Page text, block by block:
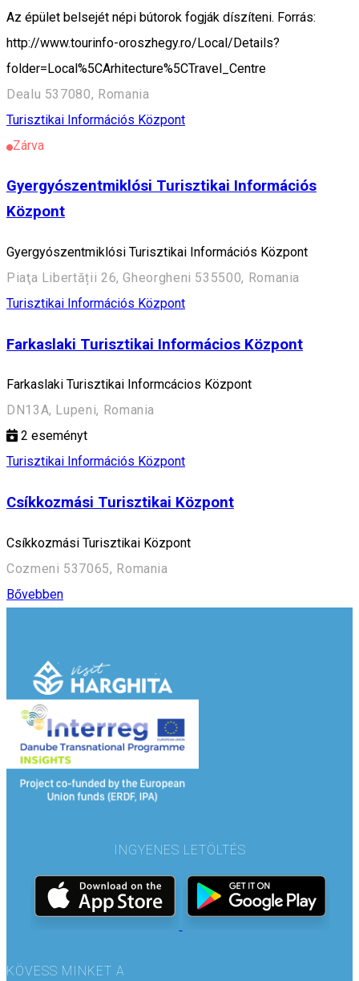
Az épület belsejét népi bútorok fogják díszíteni. Forrás:
http://www.tourinfo-oroszhegy.ro/Local/Details?
folder=Local%5CArhitecture%5CTravel_Centre
Dealu 537080, Romania
Turisztikai Információs Központ
Zárva
Gyergyószentmiklósi Turisztikai Információs
Központ
Gyergyószentmiklósi Turisztikai Információs Központ
Piaţa Libertății 26, Gheorgheni 535500, Romania
Turisztikai Információs Központ
Farkaslaki Turisztikai Informácios Központ
Farkaslaki Turisztikai Informcácios Központ
DN13A, Lupeni, Romania
2 eseményt
Turisztikai Információs Központ
Csíkkozmási Turisztikai Központ
Csíkkozmási Turisztikai Központ
Cozmeni 537065, Romania
Bővebben
INGYENES LETÖLTÉS
KÖVESS MINKET A